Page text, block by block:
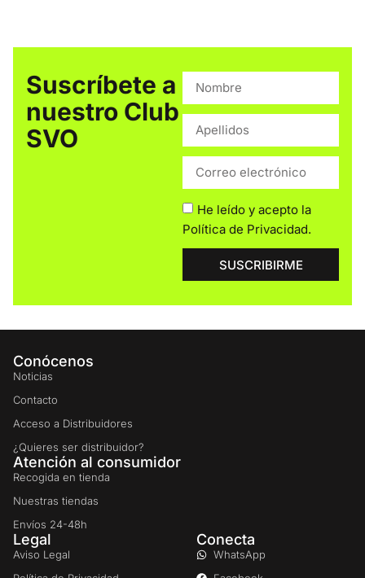
Suscríbete a
nuestro Club
SVO
He leído y acepto la
Política de Privacidad.
SUSCRIBIRME
Conócenos
Noticias
Contacto
Acceso a Distribuidores
¿Quieres ser distribuidor?
Atención al consumidor
Recogida en tienda
Nuestras tiendas
Envíos 24-48h
Legal
Aviso Legal
Conecta
WhatsApp